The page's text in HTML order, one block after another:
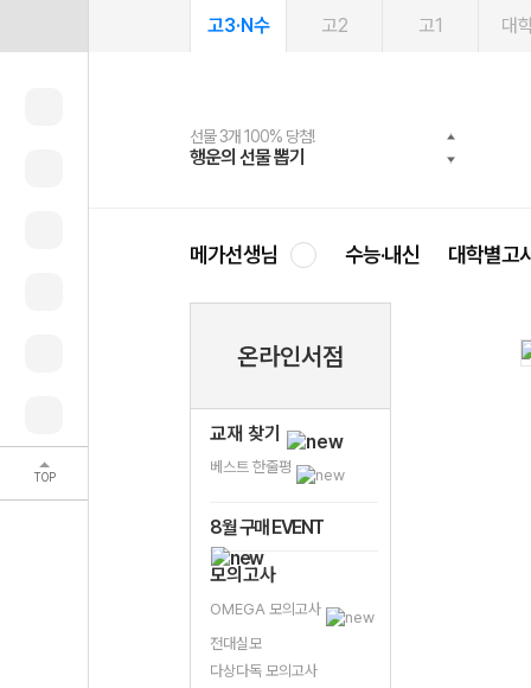
TOP
고3·N수 고2 고1 대
선물 3개 100% 당첨!
행운의 선물 뽑기
선물 100% 증정!
메가스터디 X 올리브
여름방학 스터디 캐시백
메가런 썸머스쿨
2027 러셀 단과
강사 공개선발
스마트러닝앱
설문 EVENT
메가패스
3일 무료 체험권
메가패스 수강생 무료혜택!
메가클럽 멤버십
사회공헌 캠페인
희망이룸 메가나눔
메가선생님 수능·내신 대학별고
온라인서점
교재 찾기
베스트 한줄평
8월 구매 EVENT
모의고사
OMEGA 모의고사
전대실모
다상다독 모의고사